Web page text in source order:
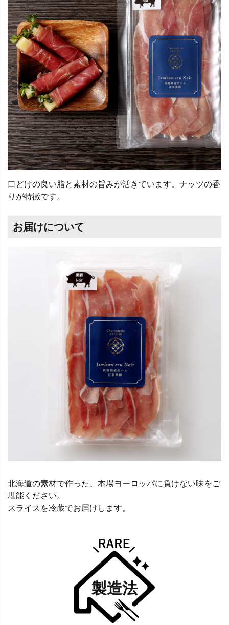
口どけの良い脂と素材の旨みが活きています。ナッツの香
りが特徴です。
お届けについて
北海道の素材で作った、本場ヨーロッパに負けない味をご
堪能ください。
スライスを冷蔵でお届けします。
製造法